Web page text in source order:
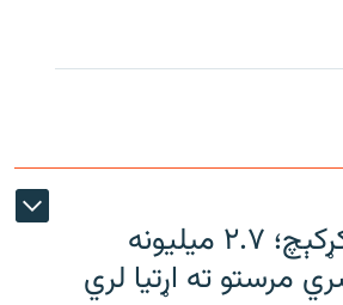
د راستنېدونکو کړکېچ؛ ۲.۷ میلیونه
مرستو ته اړتیا لري